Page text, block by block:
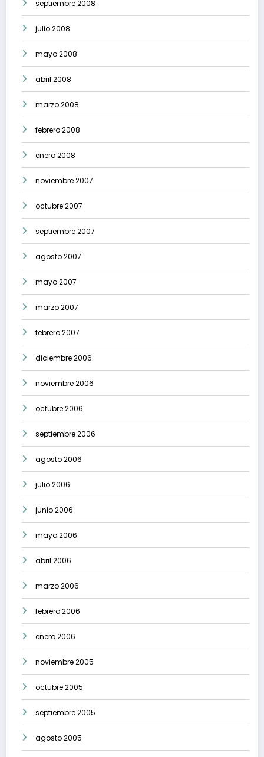
septiembre 2008
julio 2008
mayo 2008
abril 2008
marzo 2008
febrero 2008
enero 2008
noviembre 2007
octubre 2007
septiembre 2007
agosto 2007
mayo 2007
marzo 2007
febrero 2007
diciembre 2006
noviembre 2006
octubre 2006
septiembre 2006
agosto 2006
julio 2006
junio 2006
mayo 2006
abril 2006
marzo 2006
febrero 2006
enero 2006
noviembre 2005
octubre 2005
septiembre 2005
agosto 2005